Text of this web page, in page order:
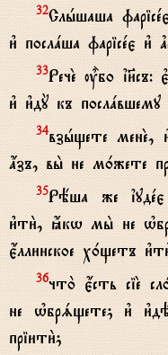
32Слhшаша
и3 послaша фарісeє и3
33РечE u5бо
и3 и3дY къ
34взhщете менE,
ѓзъ, вы2 не м0жете
35Рёша же
и3ти2, ћкw мы2 не
є4ллинское х0щетъ
36что2 є4сть сіE
не њбрsщете; и3
пріити2;